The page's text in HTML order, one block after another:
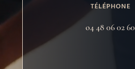
TÉLÉPHONE
o4 48 06 02 60